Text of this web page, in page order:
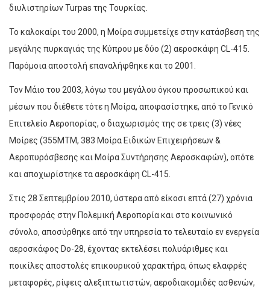
διυλιστηρίων Turpas της Τουρκίας.
Το καλοκαίρι του 2000, η Μοίρα συμμετείχε στην κατάσβεση της
μεγάλης πυρκαγιάς της Κύπρου με δύο (2) αεροσκάφη CL-415.
Παρόμοια αποστολή επαναλήφθηκε και το 2001.
Τον Μάιο του 2003, λόγω του μεγάλου όγκου προσωπικού και
μέσων που διέθετε τότε η Μοίρα, αποφασίστηκε, από το Γενικό
Επιτελείο Αεροπορίας, ο διαχωρισμός της σε τρεις (3) νέες
Μοίρες (355ΜΤΜ, 383 Μοίρα Ειδικών Επιχειρήσεων &
Αεροπυρόσβεσης και Μοίρα Συντήρησης Αεροσκαφών), οπότε
και αποχωρίστηκε τα αεροσκάφη CL-415.
Στις 28 Σεπτεμβρίου 2010, ύστερα από είκοσι επτά (27) χρόνια
προσφοράς στην Πολεμική Αεροπορία και στο κοινωνικό
σύνολο, αποσύρθηκε από την υπηρεσία το τελευταίο εν ενεργεία
αεροσκάφος Do-28, έχοντας εκτελέσει πολυάριθμες και
ποικίλες αποστολές επικουρικού χαρακτήρα, όπως ελαφρές
μεταφορές, ρίψεις αλεξιπτωτιστών, αεροδιακομιδές ασθενών,